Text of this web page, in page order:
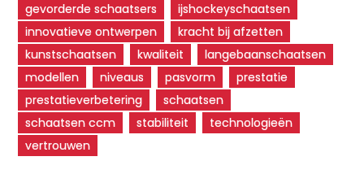
gevorderde schaatsers
ijshockeyschaatsen
innovatieve ontwerpen
kracht bij afzetten
kunstschaatsen
kwaliteit
langebaanschaatsen
modellen
niveaus pasvorm
prestatie
prestatieverbetering
schaatsen
schaatsen ccm
stabiliteit
technologieën
vertrouwen